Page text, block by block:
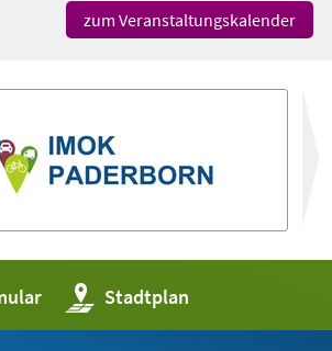
zum Veranstaltungskalender
Stadtplan
(Öffnet
in
einem